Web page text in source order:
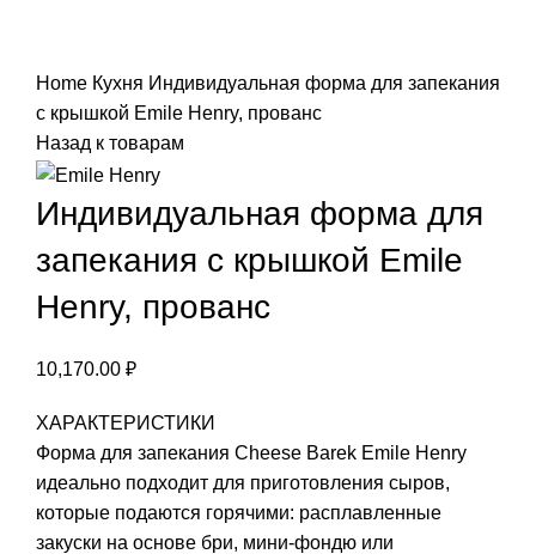
Home Кухня Индивидуальная форма для запекания
с крышкой Emile Henry, прованс
Назад к товарам
Индивидуальная форма для
запекания с крышкой Emile
Henry, прованс
10,170.00 ₽
ХАРАКТЕРИСТИКИ
Форма для запекания Cheese Barek Emile Henry
идеально подходит для приготовления сыров,
которые подаются горячими: расплавленные
закуски на основе бри, мини-фондю или